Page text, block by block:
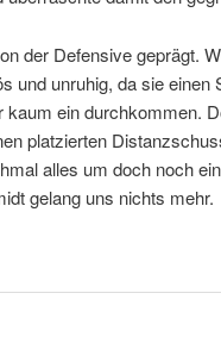
der Defensive geprägt.
und unruhig, da sie einen
ein durchkommen.
platzierten
alles um doch noch
gelang uns nichts mehr.